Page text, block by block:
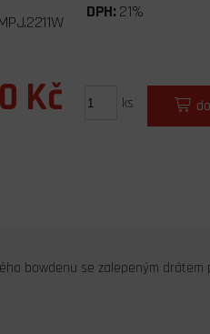
DPH: 21%
Kč ks
bowdenu se zalepeným drátem